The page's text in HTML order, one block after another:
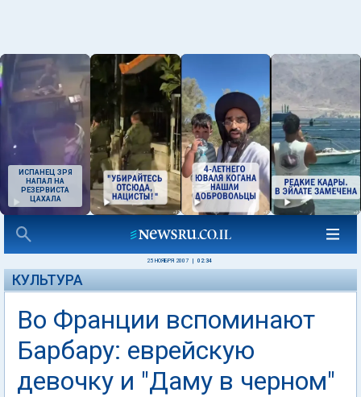
ИСПАНЕЦ ЗРЯ
НАПАЛ НА
РЕЗЕРВИСТА
ЦАХАЛА
25 НОЯБРЯ 2007 02:34
КУЛЬТУРА
Во Франции вспоминают
Барбару: еврейскую
девочку и "Даму в черном"